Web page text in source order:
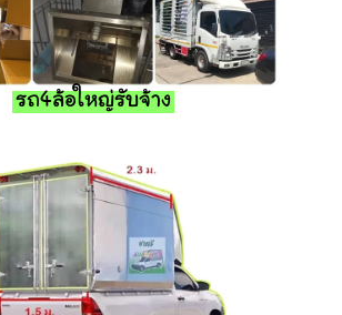
รถ4ล้อใหญ่รับจ้าง